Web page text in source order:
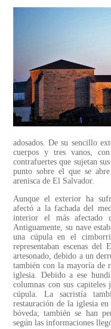
adosados. De su sencillo
cuerpos y tres vanos,
contrafuertes que sujetan
punto sobre el que se
arenisca de El Salvador.
Aunque el exterior ha
afectó a la fachada del
interior el más afectado
Antiguamente, su nave
una cúpula en el
representaban escenas
artesonado, debido a un
también con la mayoría de
iglesia. Debido a ese
columnas con sus
cúpula. La sacristía
restauración de la iglesia
bóveda; también se han
según las informaciones